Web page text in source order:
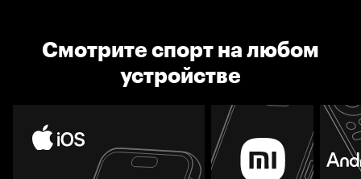
Смотрите спорт на любом
устройстве